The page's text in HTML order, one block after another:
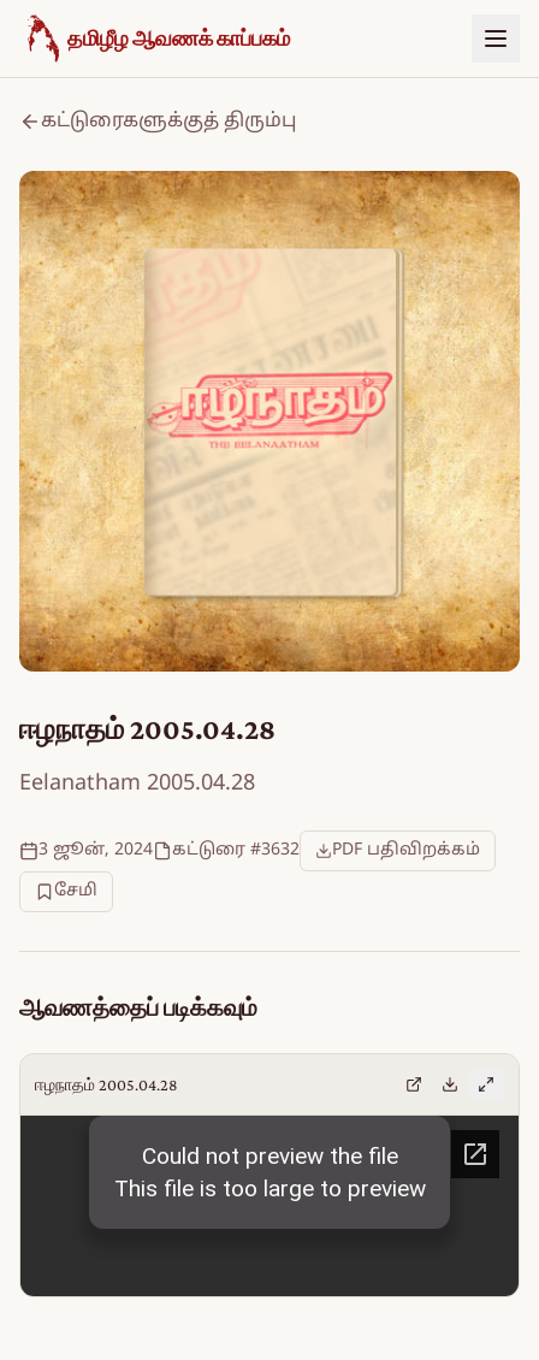
உள்ளடக்கத்திற்குச் செல்க
தமிழீழ ஆவணக் காப்பகம்
கட்டுரைகளுக்குத் திரும்பு
ஈழநாதம் 2005.04.28
Eelanatham 2005.04.28
3 ஜூன், 2024 கட்டுரை #3632
PDF பதிவிறக்கம்
சேமி
ஆவணத்தைப் படிக்கவும்
ஈழநாதம் 2005.04.28